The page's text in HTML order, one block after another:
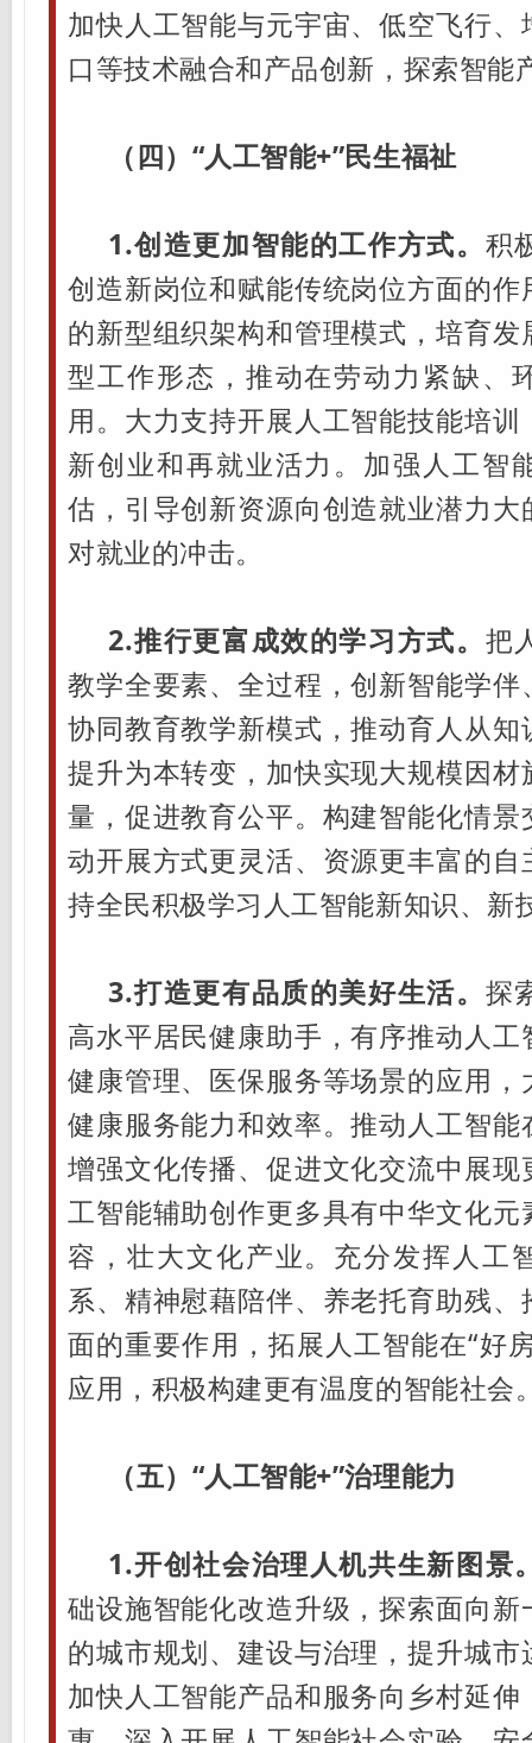
加快人工智能与元宇宙、低空飞行
口等技术融合和产品创新，探索智能
（四）“人工智能+”民生福祉
1.创造更加智能的工作方式。 积
创造新岗位和赋能传统岗位方面的
的新型组织架构和管理模式，培育
型工作形态，推动在劳动力紧缺、
用。大力支持开展人工智能技能培
新创业和再就业活力。加强人工智
估，引导创新资源向创造就业潜力
对就业的冲击。
2.推行更富成效的学习方式。 把
教学全要素、全过程，创新智能学
协同教育教学新模式，推动育人从
提升为本转变，加快实现大规模因
量，促进教育公平。构建智能化情
动开展方式更灵活、资源更丰富的
持全民积极学习人工智能新知识、新
3.打造更有品质的美好生活。 探
高水平居民健康助手，有序推动人
健康管理、医保服务等场景的应用
健康服务能力和效率。推动人工智
增强文化传播、促进文化交流中展
工智能辅助创作更多具有中华文化
容，壮大文化产业。充分发挥人工
系、精神慰藉陪伴、养老托育助残
面的重要作用，拓展人工智能在“好
应用，积极构建更有温度的智能社会
（五）“人工智能+”治理能力
1.开创社会治理人机共生新图景
础设施智能化改造升级，探索面向
的城市规划、建设与治理，提升城
加快人工智能产品和服务向乡村延